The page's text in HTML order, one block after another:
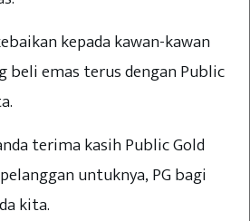
kepada kawan-kawan
beli emas terus dengan Public
terima kasih Public Gold
untuknya, PG bagi
kita.